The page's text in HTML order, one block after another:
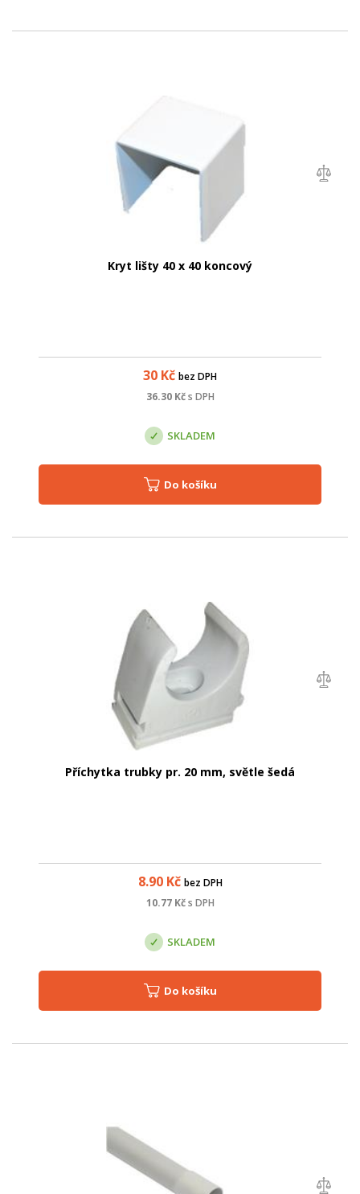
Kryt lišty 40 x 40 koncový
30 Kč bez DPH
36.30Kč s DPH
SKLADEM
Do košíku
Příchytka trubky pr. 20 mm, světle šedá
8.90Kč bez DPH
10.77Kč s DPH
SKLADEM
Do košíku